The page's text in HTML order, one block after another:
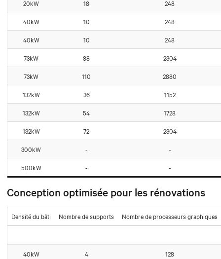
20kW 18 248
40kW 10 248
40kW 10 248
73kW 88 2304
73kW 110 2880
132kW 36 1152
132kW 54 1728
132kW 72 2304
300kW - -
500kW - -
Conception optimisée pour les rénovations
Densité du bâti Nombre de supports Nombre de processeurs graphiques
40kW 4 128